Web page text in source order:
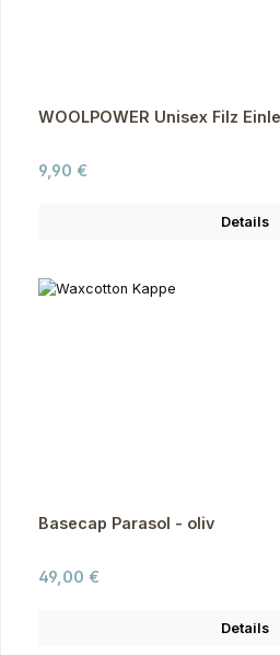
WOOLPOWER Unisex Filz
Regulärer Preis:
9,90 €
Details
Basecap Parasol - oliv
Regulärer Preis:
49,00 €
Details